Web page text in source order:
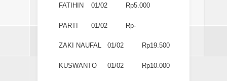
FATIHIN 01/02 Rp5.000
PARTI 01/02 Rp-
ZAKI NAUFAL 01/02 Rp19.500
KUSWANTO 01/02 Rp10.000